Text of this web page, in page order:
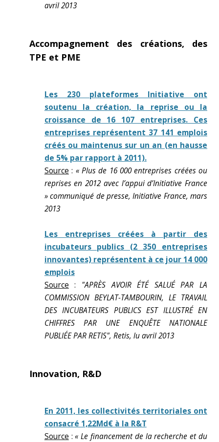
avril 2013
Accompagnement des créations, des
TPE et PME
Les 230 plateformes Initiative ont
soutenu la création, la reprise ou la
croissance de 16 107 entreprises. Ces
entreprises représentent 37 141 emplois
créés ou maintenus sur un an (en hausse
de 5% par rapport à 2011).
Source : « Plus de 16 000 entreprises créées ou
reprises en 2012 avec l’appui d’Initiative France
» communiqué de presse, Initiative France, mars
2013
Les entreprises créées à partir des
incubateurs publics (2 350 entreprises
innovantes) représentent à ce jour 14 000
emplois
Source : "APRÈS AVOIR ÉTÉ SALUÉ PAR LA
COMMISSION BEYLAT-TAMBOURIN, LE TRAVAIL
DES INCUBATEURS PUBLICS EST ILLUSTRÉ EN
CHIFFRES PAR UNE ENQUÊTE NATIONALE
PUBLIÉE PAR RETIS", Retis, lu avril 2013
Innovation, R&D
En 2011, les collectivités territoriales ont
consacré 1,22Md€ à la R&T
Source :« Le financement de la recherche et du